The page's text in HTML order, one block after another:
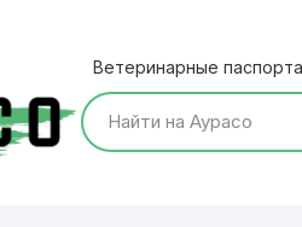
Ветеринарные паспорта